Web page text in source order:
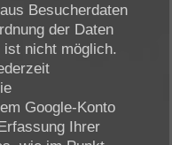
Besucherdaten
der Daten
nicht möglich.
Google-Konto
Ihrer